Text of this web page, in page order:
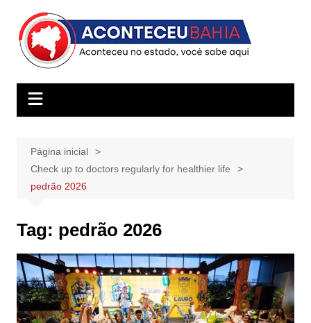
para
conteúdo
Página inicial
Check up to doctors regularly for healthier life
pedrão 2026
Tag: pedrão 2026